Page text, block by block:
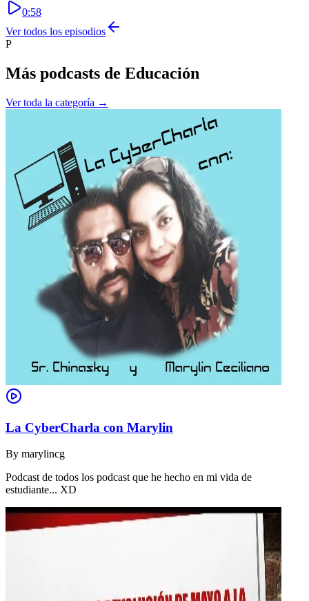
0:58
Ver todos los episodios
P
Más podcasts de Educación
Ver toda la categoría →
La CyberCharla con Marylin
By marylincg
Podcast de todos los podcast que he hecho en mi vida de
estudiante... XD